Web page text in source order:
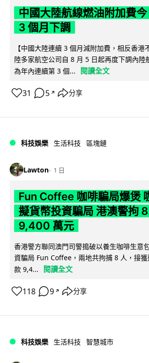
中國大陸航線燃油附加費
3 個月下調
【中國大陸連續 3 個月減附加費，相反香港
陸多家航空公司自 8 月 5 日起再度下調內陸
為年內連續第 3 個...
閱讀全文
31 5 ↗ 分享
科技娛樂 生活科技 區塊鏈
Lawton 1 日
Fun Coffee 咖啡騙局爆煲
擬貨幣投資騙局 港澳警拘
9,400 萬元
香港警方聯同澳門司警搗破以養生咖啡生意
資騙局 Fun Coffee，兩地共拘捕 8 人，接
款 9,4...
閱讀全文
118 9 ↗ 分享
科技娛樂 生活科技 智慧城市